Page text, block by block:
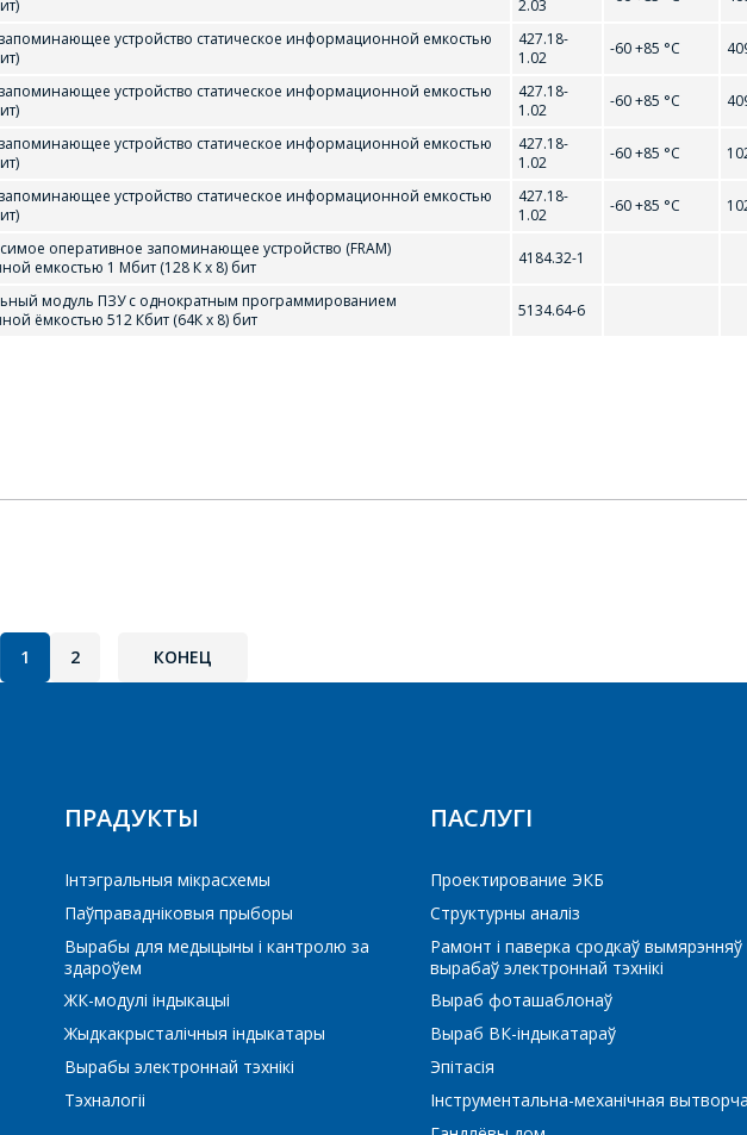
ПЕРЕЙТИ В КОРЗИНУ ПРОДОЛЖИТЬ ПОКУПКИ
2.03
устройство статическое информационной емкостью
427.18-
1.02
-60 +85 °С
устройство статическое информационной емкостью
427.18-
1.02
-60 +85 °С
устройство статическое информационной емкостью
427.18-
1.02
-60 +85 °С
устройство статическое информационной емкостью
427.18-
1.02
-60 +85 °С
оперативное запоминающее устройство (FRAM)
емкостью 1 Мбит (128 К х 8) бит
4184.32-1
модуль ПЗУ с однократным программированием
ёмкостью 512 Кбит (64К х 8) бит
5134.64-6
1 2 КОНЕЦ
ПРАДУКТЫ
Iнтэгральныя мікрасхемы
Паўправадніковыя прыборы
Вырабы для медыцыны і кантролю за
здароўем
ЖК-модулі індыкацыі
Жыдкакрысталічныя індыкатары
Вырабы электроннай тэхнікі
Тэхналогіі
ПАСЛУГІ
Проектирование ЭКБ
Структурны аналіз
Рамонт і паверка сродкаў вымярэнняў
вырабаў электроннай тэхнікі
Выраб фоташаблонаў
Выраб ВК-індыкатараў
Эпітасія
Інструментальна-механічная
Які цікавіць тавар/паслуга